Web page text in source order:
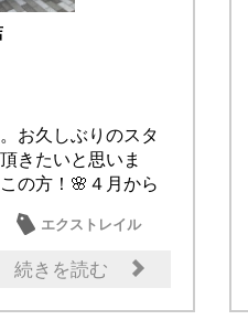
お久しぶりのスタ
きたいと思いま
の方！🌸４月から
エクストレイル
日産のお店
続きを読む